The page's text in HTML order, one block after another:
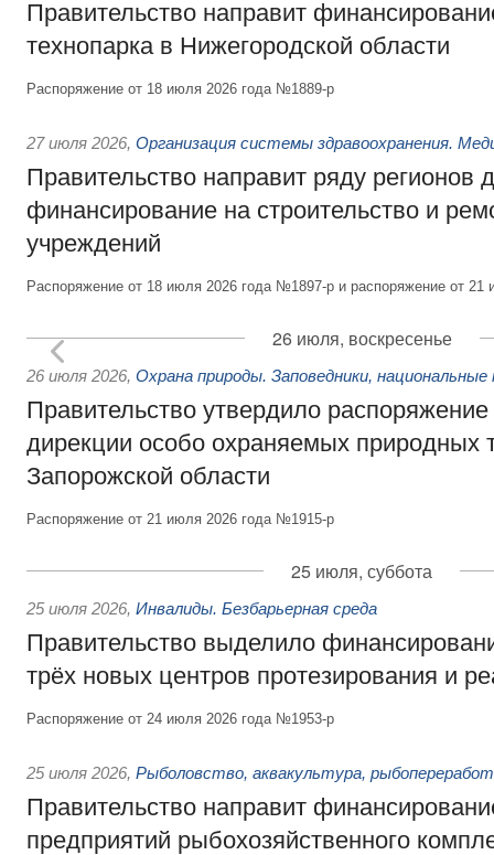
Правительство направит
технопарка в Нижегородской области
Распоряжение от 18 июля 2026 года №1889-р
27 июля 2026, Организация системы здравоохранения.
Правительство направит ряду регионов
финансирование на строительство и
учреждений
Распоряжение от 18 июля 2026 года №1897-р и распоряжение от
26 июля, воскресенье
26 июля 2026, Охрана природы. Заповедники, национальные
Правительство утвердило
дирекции особо охраняемых природных
Запорожской области
Распоряжение от 21 июля 2026 года №1915-р
25 июля, суббота
25 июля 2026, Инвалиды. Безбарьерная среда
Правительство выделило
трёх новых центров протезирования и
Распоряжение от 24 июля 2026 года №1953-р
25 июля 2026, Рыболовство, аквакультура,
Правительство направит
предприятий рыбохозяйственного